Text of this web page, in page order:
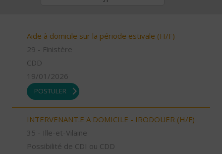
Aide à domicile sur la période estivale (H/F)
29 - Finistère
CDD
19/01/2026
POSTULER
INTERVENANT.E A DOMICILE - IRODOUER (H/F)
35 - Ille-et-Vilaine
Possibilité de CDI ou CDD